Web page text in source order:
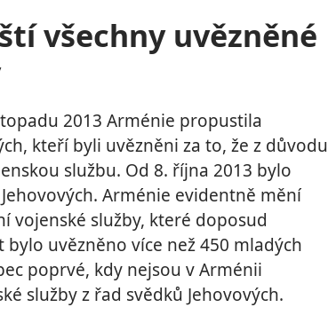
všechny uvězněné
2013 Arménie propustila
kteří byli uvězněni za to, že z důvodu
službu. Od 8. října 2013 bylo
Arménie evidentně mění
vojenské služby, které doposud
uvězněno více než 450 mladých
poprvé, kdy nejsou v Arménii
služby z řad svědků Jehovových.